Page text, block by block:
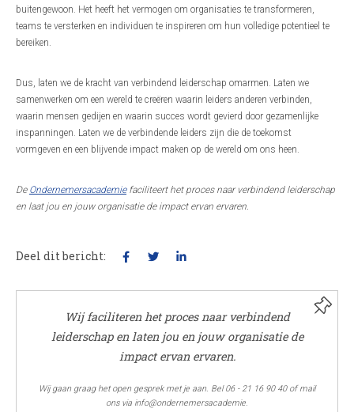
buitengewoon. Het heeft het vermogen om organisaties te transformeren,
teams te versterken en individuen te inspireren om hun volledige potentieel te
bereiken.
Dus, laten we de kracht van verbindend leiderschap omarmen. Laten we
samenwerken om een wereld te creëren waarin leiders anderen verbinden,
waarin mensen gedijen en waarin succes wordt gevierd door gezamenlijke
inspanningen. Laten we de verbindende leiders zijn die de toekomst
vormgeven en een blijvende impact maken op de wereld om ons heen.
De Ondernemersacademiefaciliteert het proces naar verbindend leiderschap
en laat jou en jouw organisatie de impact ervan ervaren.
Deel dit bericht:
Wij faciliteren het proces naar verbindend
leiderschap en laten jou en jouw organisatie de
impact ervan ervaren.
Wij gaan graag het open gesprek met je aan. Bel 06 - 21 16 90 40 of mail
ons via info@ondernemersacademie.